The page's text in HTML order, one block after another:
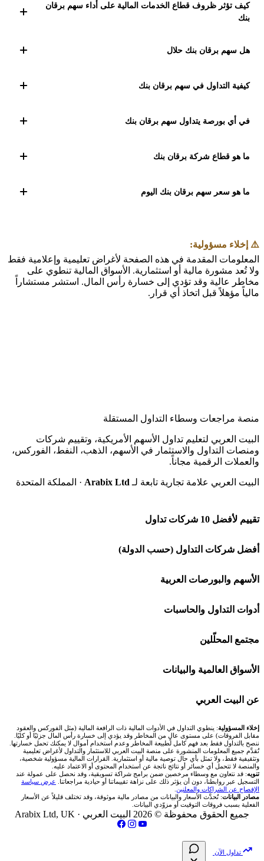
السوق، الأداء المالي للبنك، التغيرات الاقتصادية والسياسية
في المنطقة، بالإضافة إلى المخاطر التنظيمية والمالية التي
كيف تؤثر ظروف قطاع الخدمات المالية على أداء سهم برقان
بنك
مثل معدلات الفائدة، السياسات النقدية، المنافسة في
هل سهم برقان بنك حلال
البيت العربي: مشبوه. تأسس برقان بنك في عام 1977 كواحد
الكويت من حيث الأصول. منذ خصخصته في عام 1997، يعمل
برقان بنك
كيفية التداول في سهم برقان بنك
يتيح الوصول إلى بورصة الكويت. افتح حساباً، أودع رأس
في أي بورصة يتداول سهم برقان بنك
BURG. تقع الشركة في الكويت.
ما هو قطاع شركة برقان بنك
المُدرج في بورصة الكويت.
ما هو سعر سهم برقان بنك اليوم
⚠️ إخلاء مسؤولية:
المعلومات المقدمة في هذه الصفحة لأغراض تعليمية وإعلامية فقط
ولا تُعد مشورة مالية أو استثمارية. الأسواق المالية تنطوي على
مخاطر عالية وقد تؤدي إلى خسارة رأس المال. استشر مستشاراً
مالياً مؤهلاً قبل اتخاذ أي قرار.
منصة مراجعات وسطاء التداول المستقلة
البيت العربي لتعليم تداول الأسهم الأمريكية، وتقييم شركات
ومنصات التداول والاستثمار في الأسهم، الذهب، النفط، الفوركس،
والعملات الرقمية مجاناً.
البيت العربي علامة تجارية تابعة لـ Arabix Ltd · المملكة المتحدة
تقييم لأفضل 10 شركات تداول
شركة Capital.com
افاتريد AvaTrade
اكسنس Exness
منصة بينانس
اكس تي بي XTB
انتراكتيف بروكرز IBKR
أفضل شركات التداول (حسب الدولة)
شركات تداول في السعودية
شركات تداول في الإمارات
شركات تداول في الكويت
شركات تداول في قطر
شركات تداول في الأردن
شركات تداول في العراق
شركات تداول في فلسطين
الأسهم والبورصات العربية
🌍 كل البورصات العربية
🇸🇦 السوق السعودية
🇦🇪 أسواق الإمارات
🇪🇬 البورصة المصرية
🇶🇦 بورصة قطر
🇯🇴 بورصة عمّان
🇧🇭 بورصة البحرين
أدوات التداول والحاسبات
🕌 حاسبة الزكاة
💱 محول العملات
🧮 حاسبة حجم اللوت
📊 حاسبة قيمة النقطة
💰 حاسبة ربح الفوركس
📌 حاسبة النقاط المحورية
📏 حاسبة حجم المركز
مجتمع المحلّلين
🧱 حائط المجتمع
🏆 لوحة المحلّلين
✍️ اكتب تحليلك
الأسواق العالمية والبيانات
🌐 المؤشرات العالمية
🥇 سعر الذهب اليوم
🥇 أسعار الذهب والمعادن
💱 أسعار العملات والفوركس
💵 سعر الريال السعودي في مصر
📅 المؤشرات الاقتصادية
عن البيت العربي
من نحن
تواصل معنا
فريق المؤلفين
مقالات تعليمية
سياسة تقييم الشركات
إخلاء المسؤولية: ينطوي التداول في الأدوات المالية ذات الرافعة المالية (مثل الفوركس والعقود
مقابل الفروقات) على مستوى عالٍ من المخاطر وقد يؤدي إلى خسارة رأس المال جزئيًا أو كليًا.
ننصح بالتداول فقط بعد فهم كامل لطبيعة المخاطر وعدم استخدام أموال لا يمكنك تحمل خسارتها.
تُقدَّم جميع المعلومات المنشورة على منصة البيت العربي للاستثمار والتداول لأغراض تعليمية
وتثقيفية فقط، ولا تمثل بأي حال توصية مالية أو استثمارية. القرارات المالية مسؤولية شخصية،
والمنصة لا تتحمل أي خسائر أو نتائج ناتجة عن استخدام المحتوى أو الاعتماد عليه.
تنويه: قد نتعاون مع وسطاء مرخصين ضمن برامج شراكة تسويقية، وقد نحصل على عمولة عند
التسجيل عبر روابطنا، دون أن يؤثر ذلك على نزاهة تقييماتنا أو حيادية مراجعاتنا. عرض سياسة
الإفصاح عن الشراكات والمعلنين
مصادر البيانات: تُحدَّث الأسعار والبيانات من مصادر مالية موثوقة، وقد تختلف قليلاً عن الأسعار
الفعلية بسبب فروقات التوقيت أو مزوّدي البيانات.
جميع الحقوق محفوظة © 2026 البيت العربي · Arabix Ltd, UK
تداول الآن